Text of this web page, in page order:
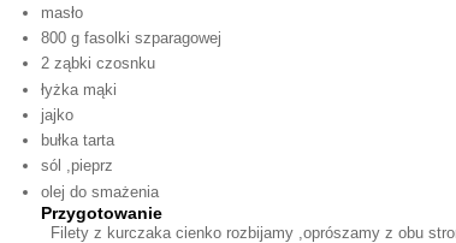
masło
800 g fasolki szparagowej
2 ząbki czosnku
łyżka mąki
jajko
bułka tarta
sól ,pieprz
olej do smażenia
Przygotowanie
Filety z kurczaka cienko rozbijamy ,oprószamy z obu